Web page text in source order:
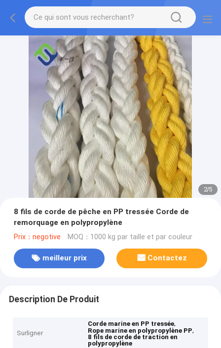
2/5
8 fils de corde de pêche en PP tressée Corde de
remorquage en polypropylène
Prix：negotive MOQ：1000 kg par taille et par couleur
meilleur prix Contactez
Description De Produit
Surligner
Corde marine en PP tressée,
Rope marine en polypropylène PP,
8 fils de corde de traction en
polypropylène